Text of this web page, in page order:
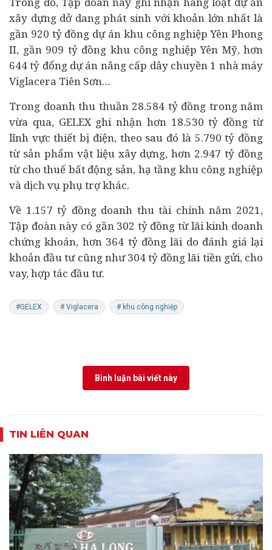
xây dựng dở dang phát sinh với khoản lớn nhất là
gần 920 tỷ đồng dự án khu công nghiệp Yên Phong
II, gần 909 tỷ đồng khu công nghiệp Yên Mỹ, hơn
644 tỷ đổng dự án nâng cấp dây chuyền 1 nhà máy
Viglacera Tiên Sơn…
Trong doanh thu thuần 28.584 tỷ đồng trong năm
vừa qua, GELEX ghi nhận hơn 18.530 tỷ đồng từ
lĩnh vực thiết bị điện, theo sau đó là 5.790 tỷ đồng
từ sản phẩm vật liệu xây dựng, hơn 2.947 tỷ đồng
từ cho thuế bất động sản, hạ tầng khu công nghiệp
và dịch vụ phụ trợ khác.
Về 1.157 tỷ đồng doanh thu tài chính năm 2021,
Tập đoàn này có gần 302 tỷ đồng từ lãi kinh doanh
chứng khoán, hơn 364 tỷ đồng lãi do đánh giá lại
khoản đầu tư cũng như 304 tỷ đồng lãi tiền gửi, cho
vay, hợp tác đầu tư.
#GELEX # Viglacera # khu công nghiệp
Bình luận bài viết này
TIN LIÊN QUAN